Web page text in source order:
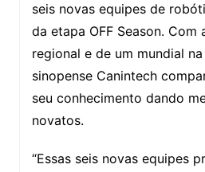
seis novas equipes de
da etapa OFF Season. Com
regional e de um mundial
sinopense Canintech
seu conhecimento dando
novatos.
“Essas seis novas equipes